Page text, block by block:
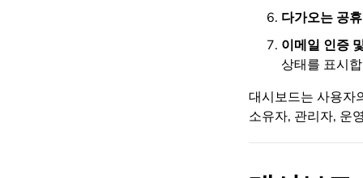
다가오는 공
이메일 인증
상태를 표시
대시보드는 사용자
소유자, 관리자, 운